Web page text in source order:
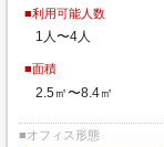
■利用可能人数
1人〜4人
■面積
2.5㎡〜8.4㎡
■オフィス形態